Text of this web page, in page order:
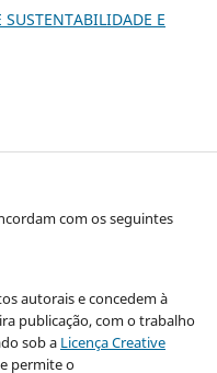
E
com os seguintes
autorais e concedem à
publicação, com o trabalho
sob a Licença Creative
permite o